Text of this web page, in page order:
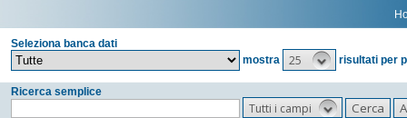
Seleziona banca dati
mostra
25 risultati per
Ricerca semplice
Tutti i campi